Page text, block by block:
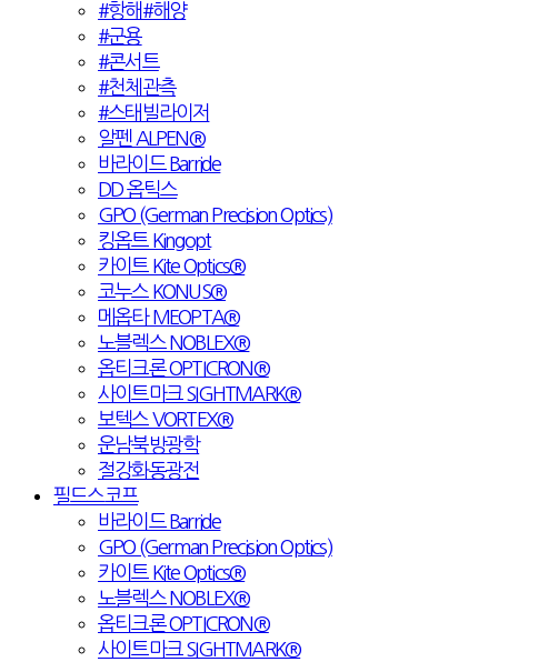
#항해#해양
#군용
#콘서트
#천체관측
#스태빌라이저
알펜 ALPEN®
바라이드 Barride
DD 옵틱스
GPO (German Precision Optics)
킹옵트 Kingopt
카이트 Kite Optics®
코누스 KONUS®
메옵타 MEOPTA®
노블렉스 NOBLEX®
옵티크론 OPTICRON®
사이트마크 SIGHTMARK®
보텍스 VORTEX®
운남북방광학
절강화동광전
필드스코프
바라이드 Barride
GPO (German Precision Optics)
카이트 Kite Optics®
노블렉스 NOBLEX®
옵티크론 OPTICRON®
사이트마크 SIGHTMARK®